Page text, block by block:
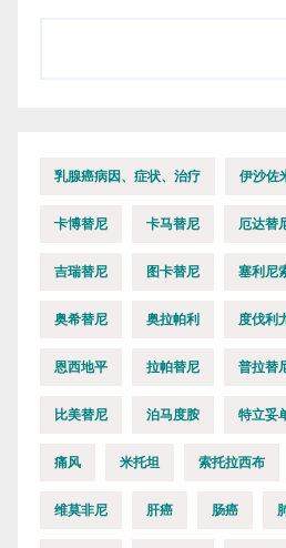
乳腺癌病因、症状、治疗 伊沙佐
卡博替尼 卡马替尼 厄达替
吉瑞替尼 图卡替尼 塞利尼
奥希替尼 奥拉帕利 度伐利
恩西地平 拉帕替尼 普拉替
比美替尼 泊马度胺 特立妥
痛风 米托坦 索托拉西布
维莫非尼 肝癌 肠癌